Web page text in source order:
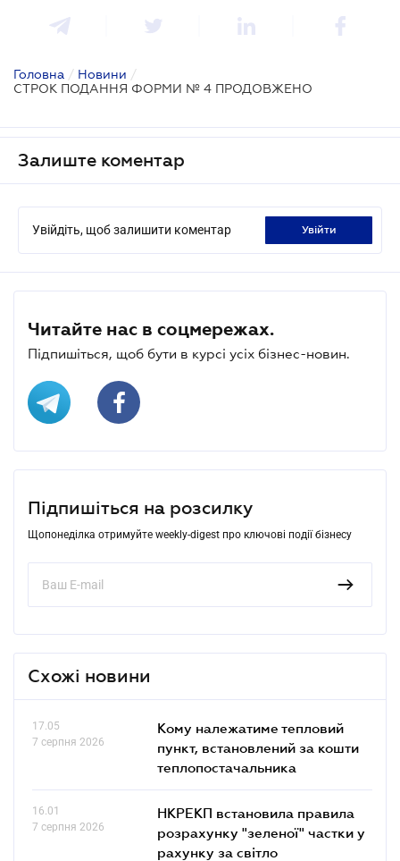
Головна / Новини /
СТРОК ПОДАННЯ ФОРМИ № 4 ПРОДОВЖЕНО
Залиште коментар
Увійдіть, щоб залишити коментар увійти
Читайте нас в соцмережах.
Підпишіться, щоб бути в курсі усіх бізнес-новин.
Підпишіться на розсилку
Щопонеділка отримуйте weekly-digest про ключові події бізнесу
Схожі новини
17.05
7 серпня 2026
Кому належатиме тепловий
пункт, встановлений за кошти
теплопостачальника
16.01
7 серпня 2026
НКРЕКП встановила правила
розрахунку "зеленої" частки у
рахунку за світло